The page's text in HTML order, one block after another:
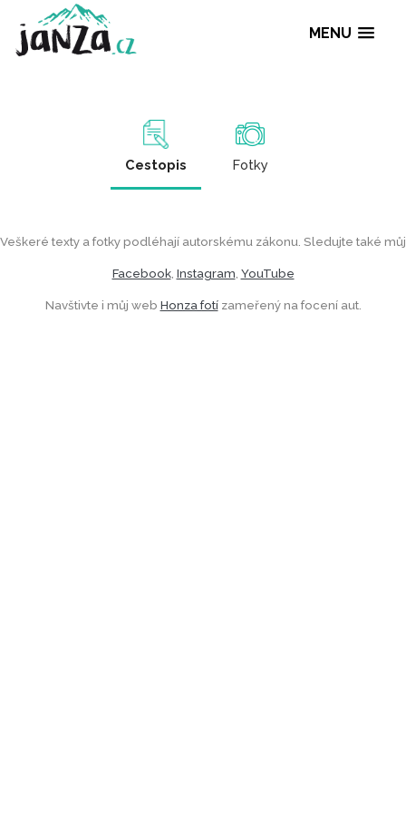
MENU
Cestopis Fotky
Veškeré texty a fotky podléhají autorskému zákonu. Sledujte také můj
Facebook, Instagram YouTube
Navštivte i můj web Honza fotízameřený na focení aut.